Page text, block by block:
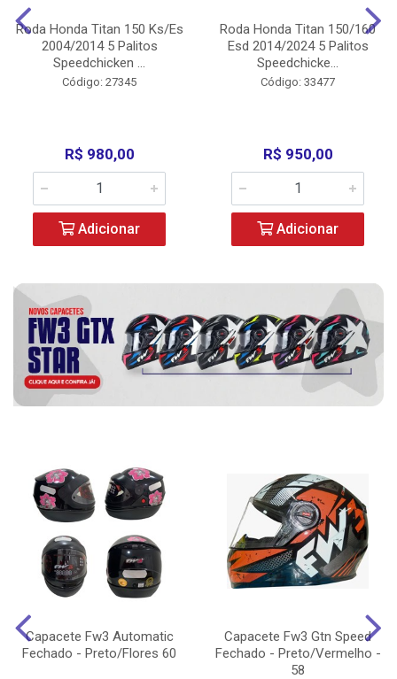
Roda Honda Titan 150 Ks/Es
2004/2014 5 Palitos
Speedchicken ...
Código: 27345
R$ 980,00
Adicionar
Roda Honda Titan 150/160
Esd 2014/2024 5 Palitos
Speedchicke...
Código: 33477
R$ 950,00
Adicionar
Capacete Fw3 Automatic
Fechado - Preto/Flores 60
Capacete Fw3 Gtn Speed
Fechado - Preto/Vermelho -
58